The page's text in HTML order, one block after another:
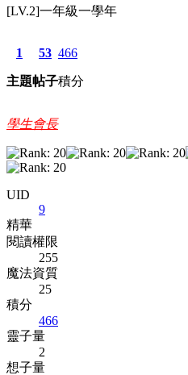
[LV.2]一年級一學年
1
主題
53
帖子
466
積分
學生會長
UID
9
精華
閱讀權限
255
魔法資質
25
積分
466
靈子量
2
想子量